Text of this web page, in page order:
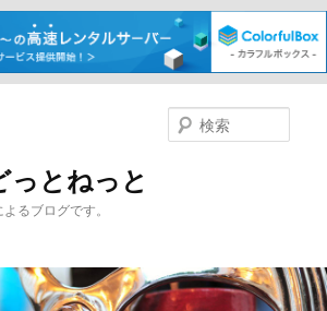
っとねっと
るブログです。
索